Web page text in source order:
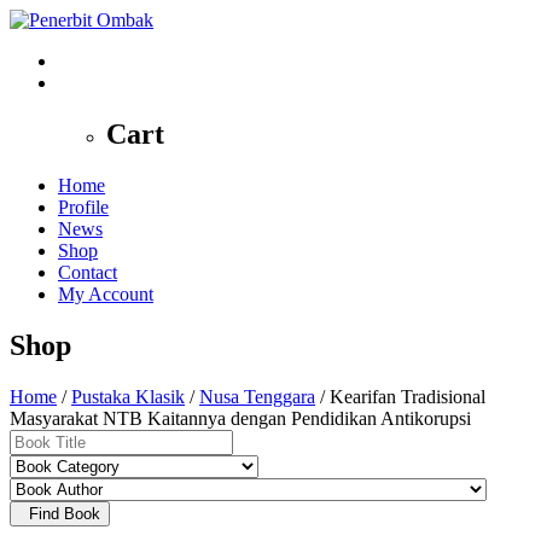
Cart
Home
Profile
News
Shop
Contact
My Account
Shop
Home /Pustaka Klasik /Nusa Tenggara / Kearifan Tradisional
Masyarakat NTB Kaitannya dengan Pendidikan Antikorupsi
Find Book